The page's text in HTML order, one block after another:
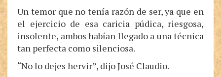
Un temor que no tenía razón de ser, ya que en
el ejercicio de esa caricia púdica, riesgosa,
insolente, ambos habían llegado a una técnica
tan perfecta como silenciosa.
“No lo dejes hervir”, dijo José Claudio.